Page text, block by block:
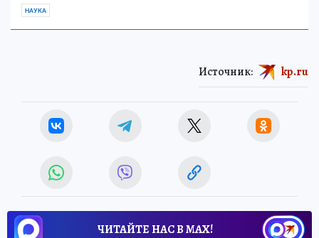
НАУКА
Источник: kp.ru
ЧИТАЙТЕ НАС В МАХ!